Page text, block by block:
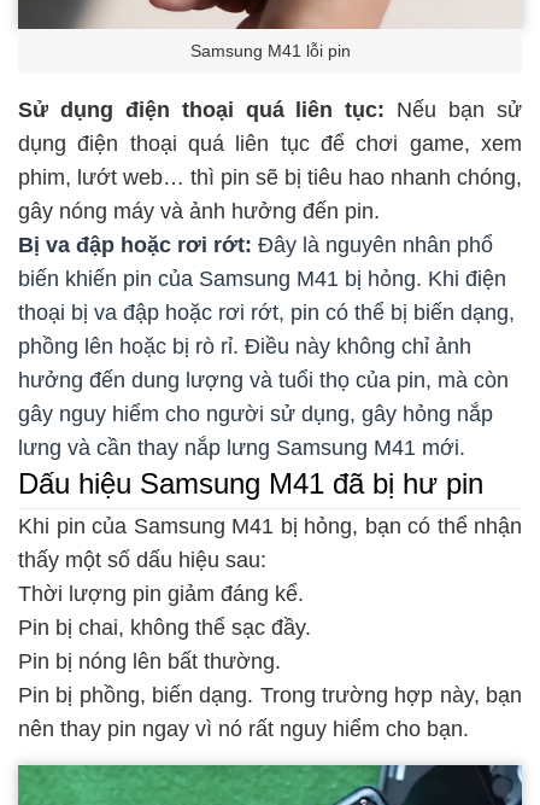
Samsung M41 lỗi pin
Sử dụng điện thoại quá liên tục: Nếu bạn sử
dụng điện thoại quá liên tục để chơi game, xem
phim, lướt web… thì pin sẽ bị tiêu hao nhanh chóng,
gây nóng máy và ảnh hưởng đến pin.
Bị va đập hoặc rơi rớt: Đây là nguyên nhân phổ
biến khiến pin của Samsung M41 bị hỏng. Khi điện
thoại bị va đập hoặc rơi rớt, pin có thể bị biến dạng,
phồng lên hoặc bị rò rỉ. Điều này không chỉ ảnh
hưởng đến dung lượng và tuổi thọ của pin, mà còn
gây nguy hiểm cho người sử dụng, gây hỏng nắp
lưng và cần thay nắp lưng Samsung M41 mới.
Dấu hiệu Samsung M41 đã bị hư pin
Khi pin của Samsung M41 bị hỏng, bạn có thể nhận
thấy một số dấu hiệu sau:
Thời lượng pin giảm đáng kể.
Pin bị chai, không thể sạc đầy.
Pin bị nóng lên bất thường.
Pin bị phồng, biến dạng. Trong trường hợp này, bạn
nên thay pin ngay vì nó rất nguy hiểm cho bạn.